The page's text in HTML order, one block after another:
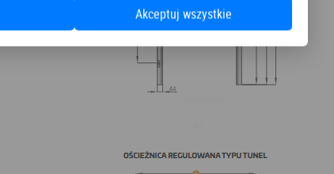
Akceptuj wszystkie